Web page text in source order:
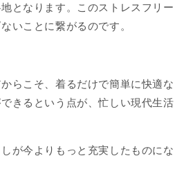
となります。このストレスフリー
いことに繋がるのです。
らこそ、着るだけで簡単に快適な
きるという点が、忙しい現代生活
が今よりもっと充実したものにな